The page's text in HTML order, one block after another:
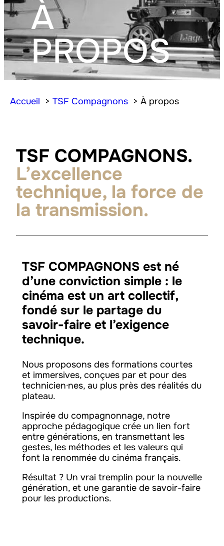
À
PROPOS
Accueil TSF Compagnons À propos
TSF COMPAGNONS.
L’excellence
technique, la force de
la transmission.
TSF COMPAGNONS est né
d’une conviction simple : le
cinéma est un art collectif,
fondé sur le partage du
savoir-faire et l’exigence
technique.
Nous proposons des formations courtes
et immersives, conçues par et pour des
technicien·nes, au plus près des réalités du
plateau.
Inspirée du compagnonnage, notre
approche pédagogique crée un lien fort
entre générations, en transmettant les
gestes, les méthodes et les valeurs qui
font la renommée du cinéma français.
Résultat ? Un vrai tremplin pour la nouvelle
génération, et une garantie de savoir-faire
pour les productions.